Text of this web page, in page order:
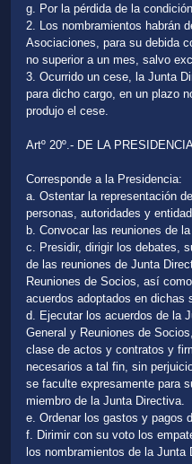
g. Por la pérdida de la
2. Los nombramientos habrán
Asociaciones, para su debida
no superior a un mes, salvo
3. Ocurrido un cese, la Junta
para dicho cargo, en un plazo
produjo el cese.
Artº 20º.- DE LA PRESIDENCIA
Corresponde a la Presidencia:
a. Ostentar la representación
personas, autoridades y
b. Convocar las reuniones de
c. Presidir, dirigir los debates,
de las reuniones de Junta
Reuniones de Socios, así
acuerdos adoptados en dichas
d. Ejecutar los acuerdos de la
General y Reuniones de
clase de actos y contratos y
necesarios a tal fin, sin
se faculte expresamente para
miembro de la Junta Directiva.
e. Ordenar los gastos y pagos
f. Dirimir con su voto los
los nombramientos de la Junta